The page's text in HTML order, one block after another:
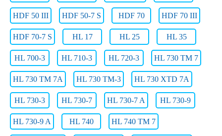
HDF 50 III HDF 50-7 S HDF 70 HDF 70 III
HDF 70-7 S HL 17 HL 25 HL 35
HL 700-3 HL 710-3 HL 720-3 HL 730 TM 7
HL 730 TM 7A HL 730 TM-3 HL 730 XTD 7A
HL 730-3 HL 730-7 HL 730-7 A HL 730-9
HL 730-9 A HL 740 HL 740 TM 7